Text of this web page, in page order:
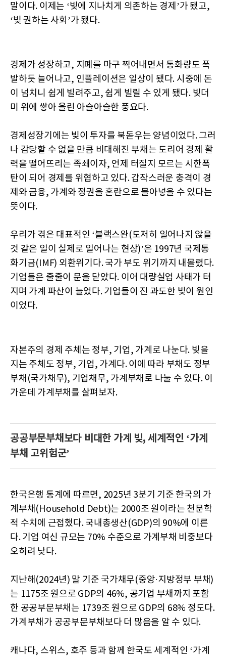
말이다. 이제는 ‘빚에 지나치게 의존하는 경제’가 됐고,
‘빚 권하는 사회’가 됐다.
경제가 성장하고, 지폐를 마구 찍어내면서 통화량도 폭
발하듯 늘어나고, 인플레이션은 일상이 됐다. 시중에 돈
이 넘치니 쉽게 빌려주고, 쉽게 빌릴 수 있게 됐다. 빚더
미 위에 쌓아 올린 아슬아슬한 풍요다.
경제성장기에는 빚이 투자를 북돋우는 양념이었다. 그러
나 감당할 수 없을 만큼 비대해진 부채는 도리어 경제 활
력을 떨어뜨리는 족쇄이자, 언제 터질지 모르는 시한폭
탄이 되어 경제를 위협하고 있다. 갑작스러운 충격이 경
제와 금융, 가계와 정권을 혼란으로 몰아넣을 수 있다는
뜻이다.
우리가 겪은 대표적인 ‘블랙스완(도저히 일어나지 않을
것 같은 일이 실제로 일어나는 현상)’은 1997년 국제통
화기금(IMF) 외환위기다. 국가 부도 위기까지 내몰렸다.
기업들은 줄줄이 문을 닫았다. 이어 대량실업 사태가 터
지며 가계 파산이 늘었다. 기업들이 진 과도한 빚이 원인
이었다.
자본주의 경제 주체는 정부, 기업, 가계로 나눈다. 빚을
지는 주체도 정부, 기업, 가계다. 이에 따라 부채도 정부
부채(국가채무), 기업채무, 가계부채로 나눌 수 있다. 이
가운데 가계부채를 살펴보자.
공공부문부채보다 비대한 가계 빚, 세계적인 ‘가계
부채 고위험군’
한국은행 통계에 따르면, 2025년 3분기 기준 한국의 가
계부채(Household Debt)는 2000조 원이라는 천문학
적 수치에 근접했다. 국내총생산(GDP)의 90%에 이른
다. 기업 여신 규모는 70% 수준으로 가계부채 비중보다
오히려 낮다.
지난해(2024년) 말 기준 국가채무(중앙·지방정부 부채)
는 1175조 원으로 GDP의 46%, 공기업 부채까지 포함
한 공공부문부채는 1739조 원으로 GDP의 68% 정도다.
가계부채가 공공부문부채보다 더 많음을 알 수 있다.
캐나다, 스위스, 호주 등과 함께 한국도 세계적인 ‘가계